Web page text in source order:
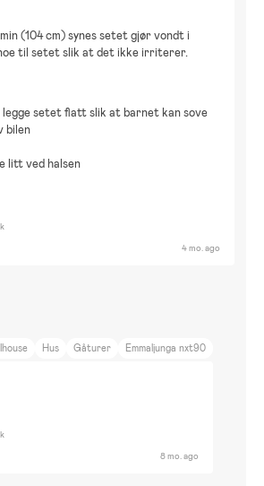
(104 cm) synes setet gjør vondt i
til setet slik at det ikke irriterer.
legge setet flatt slik at barnet kan sove
bilen
litt ved halsen
4 mo. ago
Hus Gåturer Emmaljunga nxt90
8 mo. ago